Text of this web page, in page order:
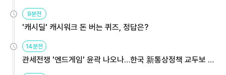
9분전
'캐시딜' 캐시워크 돈 버는 퀴즈, 정답은?
14분전
관세전쟁 '엔드게임' 윤곽 나오나…한국 新통상정책 교두보 활
용해야